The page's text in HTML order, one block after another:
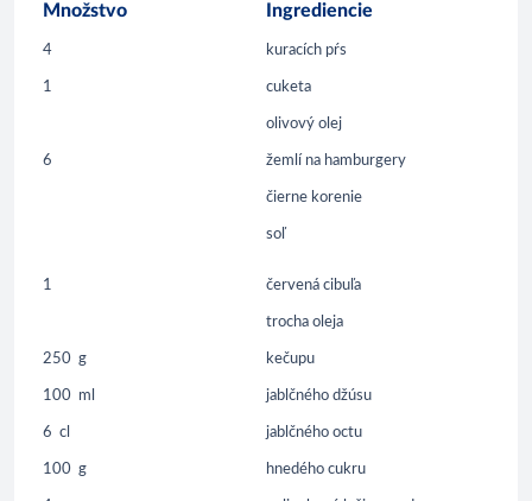
Množstvo Ingrediencie
4 kuracích pŕs
1 cuketa
olivový olej
6 žemlí na hamburgery
čierne korenie
soľ
1 červená cibuľa
trocha oleja
250 g kečupu
100 ml jablčného džúsu
6 cl jablčného octu
100 g hnedého cukru